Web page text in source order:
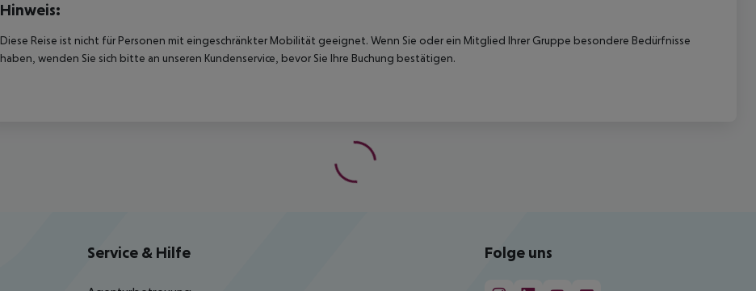
Hinweis:
Diese Reise ist nicht für Personen mit eingeschränkter Mobilität geeignet. Wenn Sie oder ein Mitglied Ihrer Gruppe besondere Bedürfnisse
haben, wenden Sie sich bitte an unseren Kundenservice, bevor Sie Ihre Buchung bestätigen.
Service & Hilfe Folge uns